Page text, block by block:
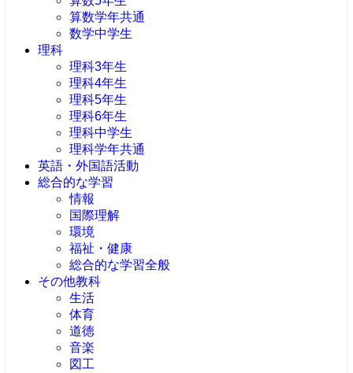
算数学年共通
数学中学生
理科
理科3年生
理科4年生
理科5年生
理科6年生
理科中学生
理科学年共通
英語・外国語活動
総合的な学習
情報
国際理解
環境
福祉・健康
総合的な学習全般
その他教科
生活
体育
道徳
音楽
図工